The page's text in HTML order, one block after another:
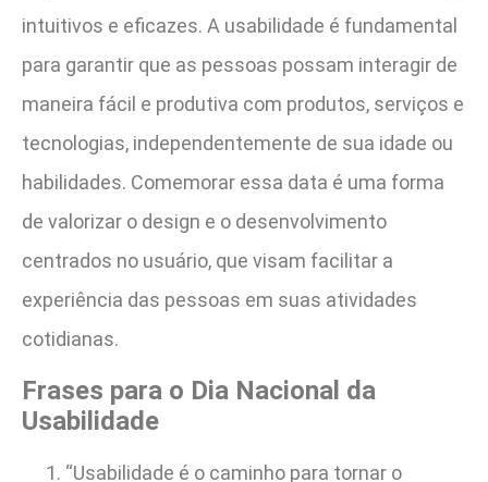
intuitivos e eficazes. A usabilidade é fundamental
para garantir que as pessoas possam interagir de
maneira fácil e produtiva com produtos, serviços e
tecnologias, independentemente de sua idade ou
habilidades. Comemorar essa data é uma forma
de valorizar o design e o desenvolvimento
centrados no usuário, que visam facilitar a
experiência das pessoas em suas atividades
cotidianas.
Frases para o Dia Nacional da
Usabilidade
“Usabilidade é o caminho para tornar o